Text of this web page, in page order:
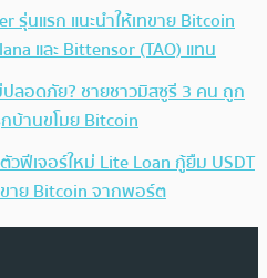
รุ่นแรก แนะนำให้เทขาย Bitcoin
และ Bittensor (TAO) แทน
ปลอดภัย? ชายชาวมิสซูรี 3 คน ถูก
บ้านขโมย Bitcoin
วฟีเจอร์ใหม่ Lite Loan กู้ยืม USDT
าย Bitcoin จากพอร์ต